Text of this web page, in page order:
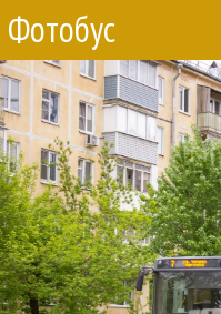
Фотобус